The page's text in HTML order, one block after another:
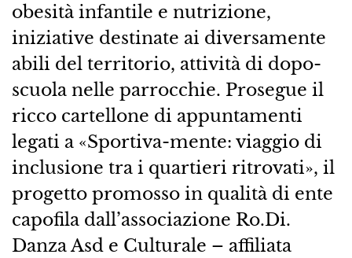
obesità infantile e nutrizione,
iniziative destinate ai diversamente
abili del territorio, attività di dopo-
scuola nelle parrocchie. Prosegue il
ricco cartellone di appuntamenti
legati a «Sportiva-mente: viaggio di
inclusione tra i quartieri ritrovati», il
progetto promosso in qualità di ente
capofila dall’associazione Ro.Di.
Danza Asd e Culturale – affiliata